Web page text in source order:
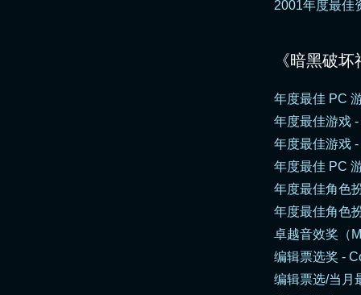
2001年度最佳
《暗黑破
年度最佳 PC
年度最佳游戏 -
年度最佳游戏 -
年度最佳 PC
年度最佳角色
年度最佳角色
卓越音效奖（
编辑票选奖 -
编辑票选/当月